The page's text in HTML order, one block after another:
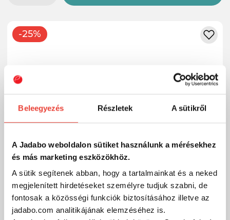
Beleegyezés Részletek A sütikről
A Jadabo weboldalon sütiket használunk a mérésekhez
és más marketing eszközökhöz.
A sütik segítenek abban, hogy a tartalmainkat és a neked
megjelenített hirdetéseket személyre tudjuk szabni, de
fontosak a közösségi funkciók biztosításához illetve az
jadabo.com analitikájának elemzéséhez is.
-25%